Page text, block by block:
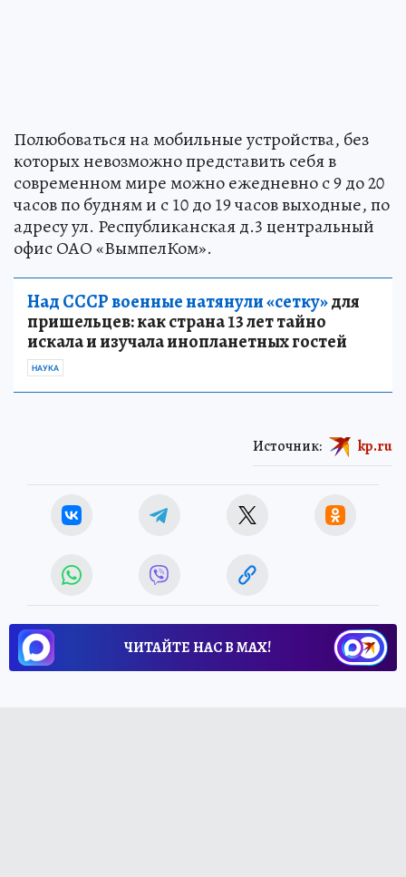
Полюбоваться на мобильные устройства, без
которых невозможно представить себя в
современном мире можно ежедневно с 9 до 20
часов по будням и с 10 до 19 часов выходные, по
адресу ул. Республиканская д.3 центральный
офис ОАО «ВымпелКом».
Над СССР военные натянули «сетку»для
пришельцев: как страна 13 лет тайно
искала и изучала инопланетных гостей
НАУКА
Источник: kp.ru
ЧИТАЙТЕ НАС В МАХ!